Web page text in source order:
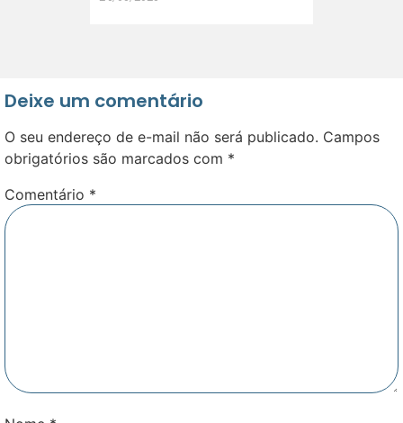
Deixe um comentário
O seu endereço de e-mail não será publicado. Campos
obrigatórios são marcados com *
Comentário *